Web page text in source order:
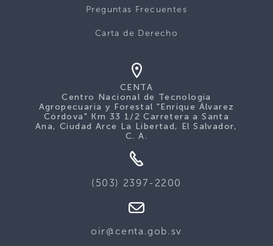
Preguntas Frecuentes
Carta de Derecho
CENTA
Centro Nacional de Tecnología
Agropecuaria y Forestal "Enrique Álvarez
Córdova" Km 33 1/2 Carretera a Santa
Ana, Ciudad Arce La Libertad, El Salvador,
C. A.
(503) 2397-2200
oir@centa.gob.sv